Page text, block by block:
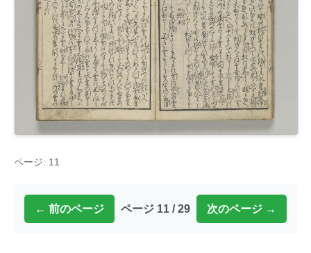
ページ: 11
← 前のページ ページ 11 / 29 次のページ →